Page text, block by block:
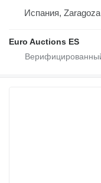
Испания, Zaragoza
Euro Auctions ES